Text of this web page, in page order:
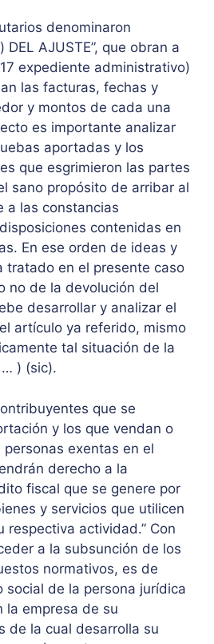
denominaron
DEL AJUSTE”, que obran a
expediente administrativo)
las facturas, fechas y
y montos de cada una
es importante analizar
aportadas y los
que esgrimieron las partes
sano propósito de arribar al
a las constancias
contenidas en
En ese orden de ideas y
tratado en el presente caso
no de la devolución del
desarrollar y analizar el
artículo ya referido, mismo
tal situación de la
… ) (sic).
que se
y los que vendan o
exentas en el
derecho a la
fiscal que se genere por
y servicios que utilicen
respectiva actividad.” Con
a la subsunción de los
normativos, es de
social de la persona jurídica
la empresa de su
de la cual desarrolla su